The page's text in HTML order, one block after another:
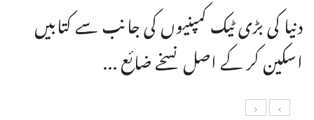
دنیا کی بڑی ٹیک کمپنیوں کی جانب سے کتابیں
اسکین کر کے اصل نسخے ضائع ...